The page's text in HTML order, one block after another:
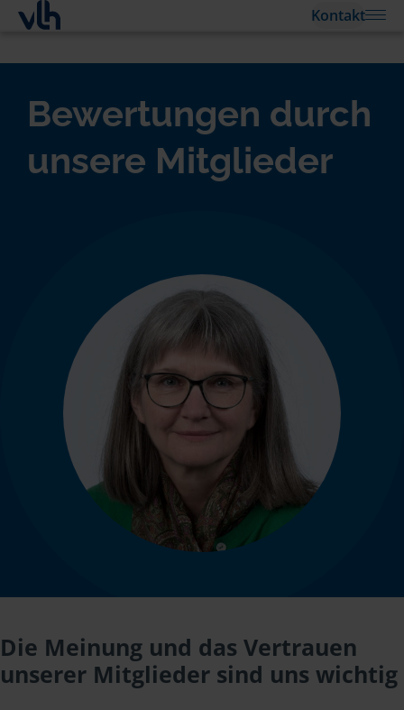
Kontakt
Bewertungen durch
unsere Mitglieder
Die Meinung und das Vertrauen
unserer Mitglieder sind uns wichtig